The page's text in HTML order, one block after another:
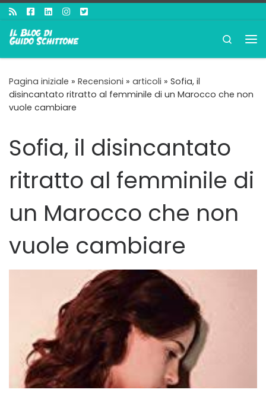
Passa al contenuto
Search
Pagina iniziale » Recensioni » articoli » Sofia, il
disincantato ritratto al femminile di un Marocco che non
vuole cambiare
Sofia, il disincantato
ritratto al femminile di
un Marocco che non
vuole cambiare